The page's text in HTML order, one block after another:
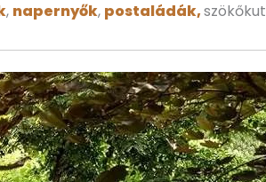
, napernyők, postaládák,